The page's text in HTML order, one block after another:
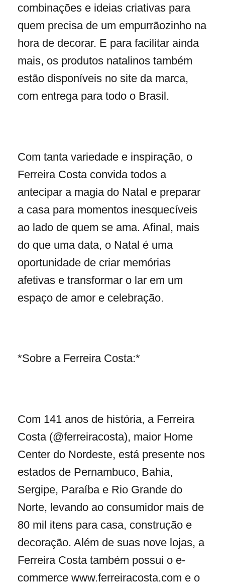
combinações e ideias criativas para
quem precisa de um empurrãozinho na
hora de decorar. E para facilitar ainda
mais, os produtos natalinos também
estão disponíveis no site da marca,
com entrega para todo o Brasil.
Com tanta variedade e inspiração, o
Ferreira Costa convida todos a
antecipar a magia do Natal e preparar
a casa para momentos inesquecíveis
ao lado de quem se ama. Afinal, mais
do que uma data, o Natal é uma
oportunidade de criar memórias
afetivas e transformar o lar em um
espaço de amor e celebração.
*Sobre a Ferreira Costa:*
Com 141 anos de história, a Ferreira
Costa (@ferreiracosta), maior Home
Center do Nordeste, está presente nos
estados de Pernambuco, Bahia,
Sergipe, Paraíba e Rio Grande do
Norte, levando ao consumidor mais de
80 mil itens para casa, construção e
decoração. Além de suas nove lojas, a
Ferreira Costa também possui o e-
commerce www.ferreiracosta.com e o